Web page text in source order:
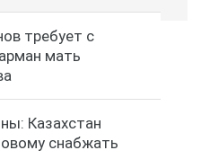
требует с
мать
Казахстан
снабжать